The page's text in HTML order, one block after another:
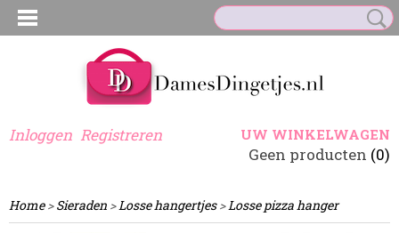
Inloggen Registreren UW WINKELWAGEN
Geen producten (0)
Home>Sieraden >Losse hangertjes>Losse pizza hanger